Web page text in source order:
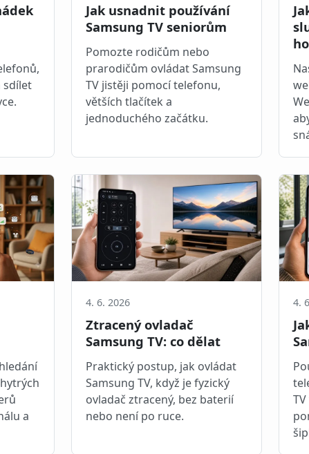
sdílet
Jak usnadnit používání
Samsung TV seniorům
Pomozte rodičům nebo
prarodičům ovládat Samsung
TV jistěji pomocí telefonu,
větších tlačítek a
jednoduchého začátku.
a
4. 6. 2026
Ztracený ovladač
Samsung TV: co dělat
Praktický postup, jak ovládat
Samsung TV, když je fyzický
ovladač ztracený, bez baterií
nebo není po ruce.
4.